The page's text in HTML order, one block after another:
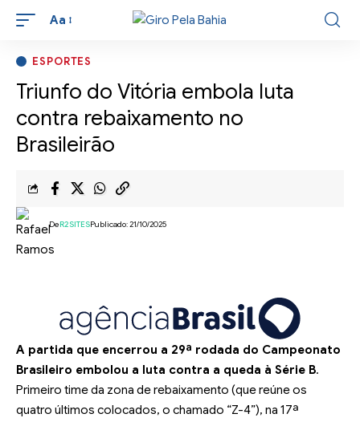
Aa
ESPORTES
Triunfo do Vitória embola luta
contra rebaixamento no
Brasileirão
DeR2SITESPublicado: 21/10/2025
A partida que encerrou a 29ª rodada do Campeonato
Brasileiro embolou a luta contra a queda à Série B.
Primeiro time da zona de rebaixamento (que reúne os
quatro últimos colocados, o chamado “Z-4”), na 17ª